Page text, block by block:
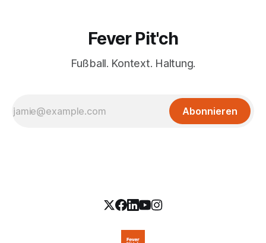
Fever Pit'ch
Fußball. Kontext. Haltung.
Abonnieren